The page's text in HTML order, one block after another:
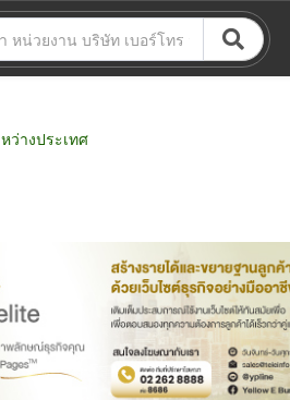
ว่างประเทศ
ออก/นำเข้า ธุรกิจบริการ